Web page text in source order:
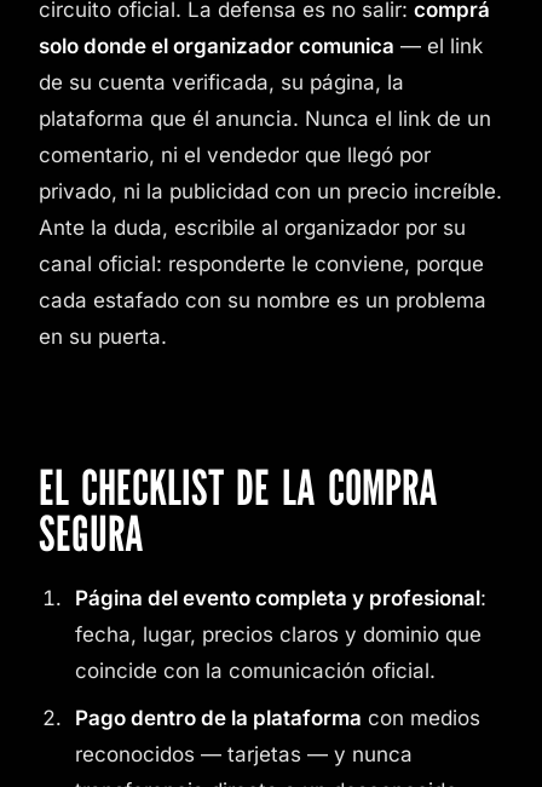
circuito oficial. La defensa es no salir: comprá
solo donde el organizador comunica — el link
de su cuenta verificada, su página, la
plataforma que él anuncia. Nunca el link de un
comentario, ni el vendedor que llegó por
privado, ni la publicidad con un precio increíble.
Ante la duda, escribile al organizador por su
canal oficial: responderte le conviene, porque
cada estafado con su nombre es un problema
en su puerta.
EL CHECKLIST DE LA COMPRA
SEGURA
Página del evento completa y profesional:
fecha, lugar, precios claros y dominio que
coincide con la comunicación oficial.
Pago dentro de la plataforma con medios
reconocidos — tarjetas — y nunca